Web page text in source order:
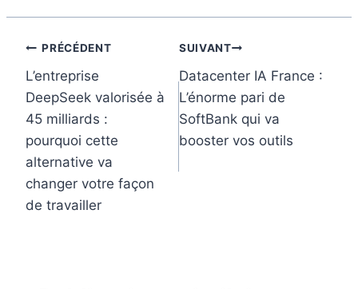
k
s
t
n
Navigation
de
l’article
PRÉCÉDENT
L’entreprise
DeepSeek valorisée à
45 milliards :
pourquoi cette
alternative va
changer votre façon
de travailler
SUIVANT
Datacenter IA France :
L’énorme pari de
SoftBank qui va
booster vos outils